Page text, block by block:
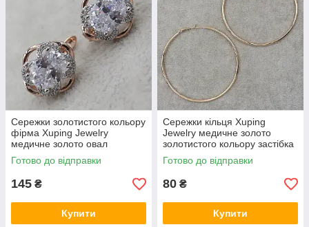
Сережки золотистого кольору
фірма Xuping Jewelry
медичне золото овал
англійський замок розмір
15Х15 мм
Готово до відправки
145 ₴
Купити
Сережки кільця Xuping
Jewelry медичне золото
золотистого кольору застібка
булавка діаметр 6,5 см
Готово до відправки
80 ₴
Купити